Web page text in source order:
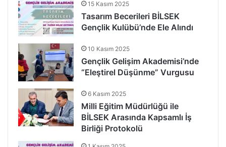
15 Kasım 2025
Tasarım Becerileri BİLSEK
Gençlik Kulübü’nde Ele Alındı
10 Kasım 2025
Gençlik Gelişim Akademisi’nde
“Eleştirel Düşünme” Vurgusu
6 Kasım 2025
Milli Eğitim Müdürlüğü ile
BİLSEK Arasında Kapsamlı İş
Birliği Protokolü